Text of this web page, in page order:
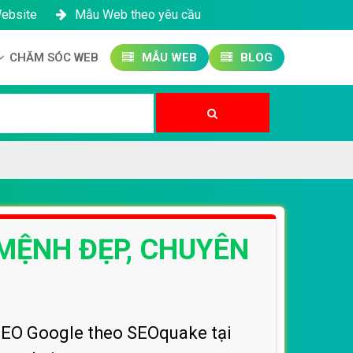
Mẫu Web theo yêu cầu
CHĂM SÓC WEB MẪU WEB BLOG
ĐẸP, CHUYÊN
Google theo SEOquake tại